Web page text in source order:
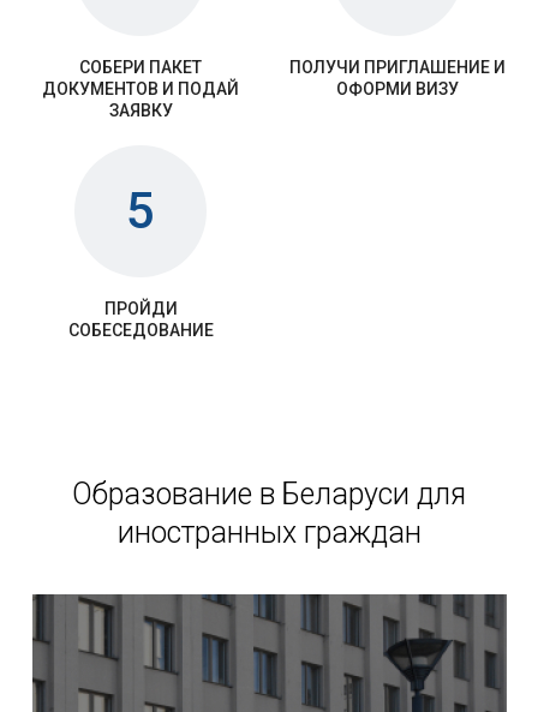
СОБЕРИ ПАКЕТ
ДОКУМЕНТОВ И ПОДАЙ
ЗАЯВКУ
ПОЛУЧИ ПРИГЛАШЕНИЕ И
ОФОРМИ ВИЗУ
5
ПРОЙДИ
СОБЕСЕДОВАНИЕ
Образование в Беларуси для
иностранных граждан